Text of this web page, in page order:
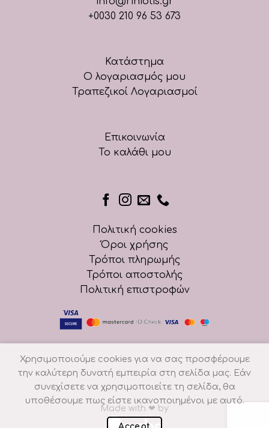
+0030 210 96 53 673
Κατάστημα
Ο λογαριασμός μου
Τραπεζικοί Λογαριασμοί
Επικοινωνία
Το καλάθι μου
Πολιτική cookies
Όροι χρήσης
Τρόποι πληρωμής
Τρόποι αποστολής
Πολιτική επιστροφών
Made with ❤ by
Χρησιμοποιούμε cookies για να σας προσφέρουμε
την καλύτερη δυνατή εμπειρία στη σελίδα μας. Εάν
συνεχίσετε να χρησιμοποιείτε τη σελίδα, θα
υποθέσουμε πως είστε ικανοποιημένοι με αυτό.